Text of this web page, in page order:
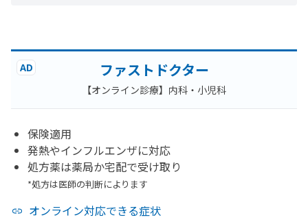
AD ファストドクター
【オンライン診療】内科・小児科
保険適用
発熱やインフルエンザに対応
処方薬は薬局か宅配で受け取り
*処方は医師の判断によります
オンライン対応できる症状